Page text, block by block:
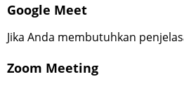
Google Meet
Jika Anda membutuhkan
Zoom Meeting